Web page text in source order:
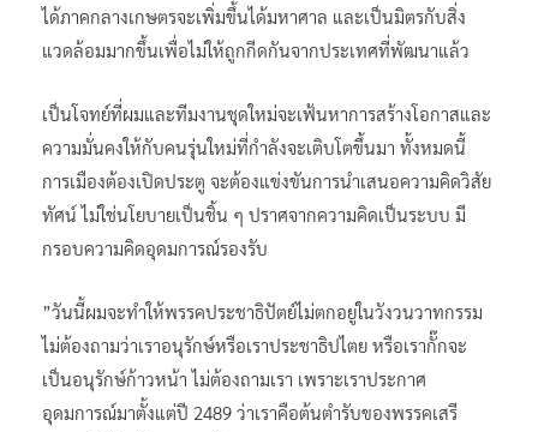
ได้ภาคกลางเกษตรจะเพิ่มขึ้นได้มหาศาล และเป็นมิตรกับสิ่ง
แวดล้อมมากขึ้นเพื่อไม่ให้ถูกกีดกันจากประเทศที่พัฒนาแล้ว
เป็นโจทย์ที่ผมและทีมงานชุดใหม่จะเฟ้นหาการสร้างโอกาสและ
ความมั่นคงให้กับคนรุ่นใหม่ที่กำลังจะเติบโตขึ้นมา ทั้งหมดนี้
การเมืองต้องเปิดประตู จะต้องแข่งขันการนำเสนอความคิดวิสัย
ทัศน์ ไม่ใช่นโยบายเป็นชิ้น ๆ ปราศจากความคิดเป็นระบบ มี
กรอบความคิดอุดมการณ์รองรับ
”วันนี้ผมจะทำให้พรรคประชาธิปัตย์ไม่ตกอยู่ในวังวนวาทกรรม
ไม่ต้องถามว่าเราอนุรักษ์หรือเราประชาธิปไตย หรือเรากั๊กจะ
เป็นอนุรักษ์ก้าวหน้า ไม่ต้องถามเรา เพราะเราประกาศ
อุดมการณ์มาตั้งแต่ปี 2489 ว่าเราคือต้นตำรับของพรรคเสรี